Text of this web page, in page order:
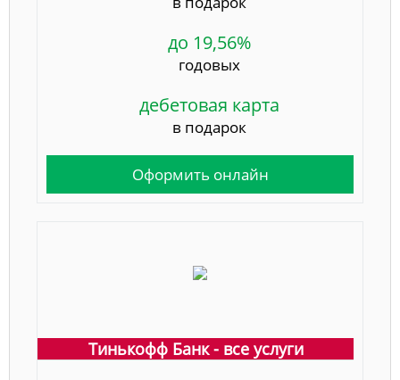
до 19,56%
годовых
дебетовая карта
в подарок
Оформить онлайн
Тинькофф Банк - все услуги